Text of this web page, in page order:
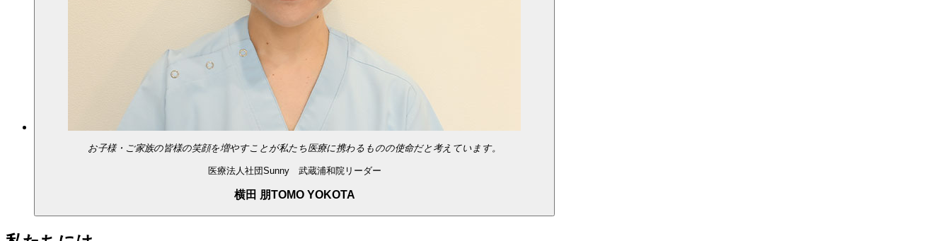
お子様・ご家族の皆様の笑顔を増やすことが私たち医療に携わるものの使命だと考えています。
医療法人社団Sunny 武蔵浦和院リーダー
横田 朋TOMO YOKOTA